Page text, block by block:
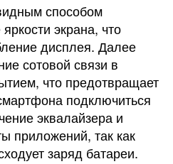
способом
экрана, что
дисплея. Далее
сотовой связи в
что предотвращает
подключиться
эквалайзера и
приложений, так как
заряд батареи.